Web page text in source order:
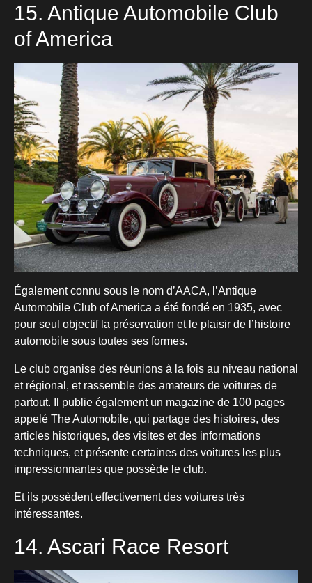
15. Antique Automobile Club
of America
Également connu sous le nom d’AACA, l’Antique
Automobile Club of America a été fondé en 1935, avec
pour seul objectif la préservation et le plaisir de l’histoire
automobile sous toutes ses formes.
Le club organise des réunions à la fois au niveau national
et régional, et rassemble des amateurs de voitures de
partout. Il publie également un magazine de 100 pages
appelé The Automobile, qui partage des histoires, des
articles historiques, des visites et des informations
techniques, et présente certaines des voitures les plus
impressionnantes que possède le club.
Et ils possèdent effectivement des voitures très
intéressantes.
14. Ascari Race Resort